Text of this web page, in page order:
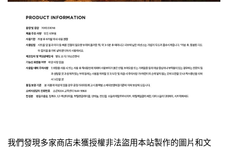
我們發現多家商店未獲授權非法盜用本站製作的圖片和文